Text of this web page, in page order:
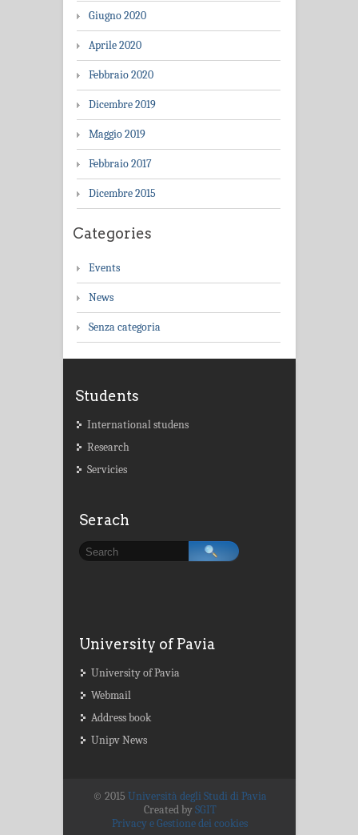
Giugno 2020
Aprile 2020
Febbraio 2020
Dicembre 2019
Maggio 2019
Febbraio 2017
Dicembre 2015
Categories
Events
News
Senza categoria
Students
International studens
Research
Servicies
Serach
University of Pavia
University of Pavia
Webmail
Address book
Unipv News
© 2015Università degli Studi di Pavia
Created bySGIT
Privacy e Gestione dei cookies